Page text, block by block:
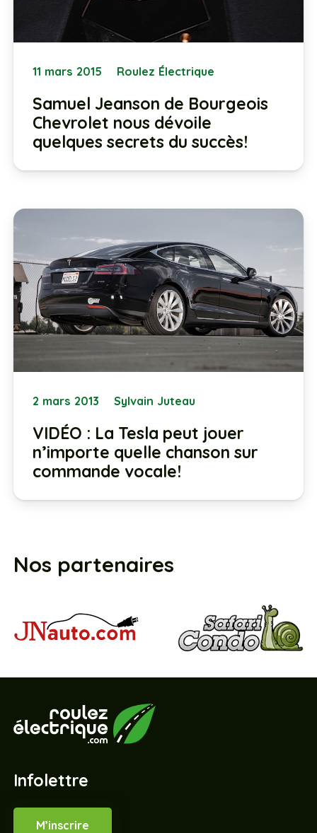
11 mars 2015 Roulez Électrique
Samuel Jeanson de Bourgeois
Chevrolet nous dévoile
quelques secrets du succès!
2 mars 2013 Sylvain Juteau
VIDÉO : La Tesla peut jouer
n’importe quelle chanson sur
commande vocale!
Nos partenaires
Infolettre
M’inscrire